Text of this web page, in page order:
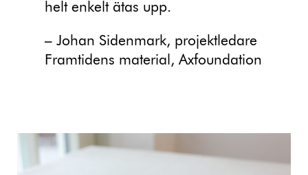
helt enkelt ätas upp.
– Johan Sidenmark, projektledare
Framtidens material, Axfoundation